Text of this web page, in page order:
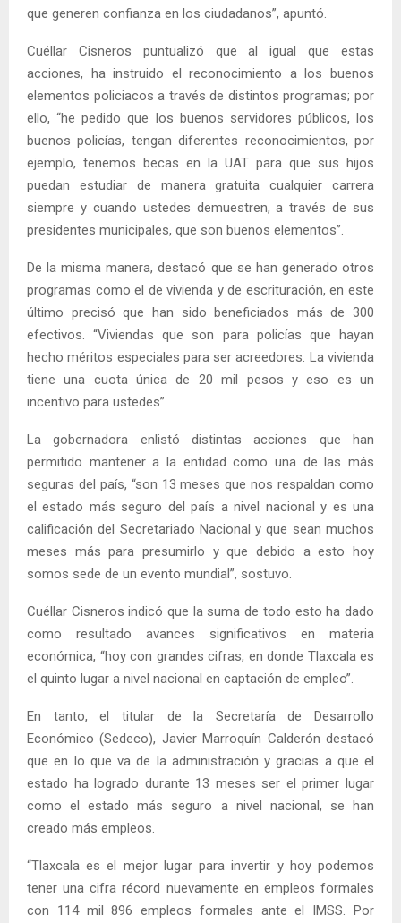
que generen confianza en los ciudadanos”, apuntó.
Cuéllar Cisneros puntualizó que al igual que estas
acciones, ha instruido el reconocimiento a los buenos
elementos policiacos a través de distintos programas; por
ello, “he pedido que los buenos servidores públicos, los
buenos policías, tengan diferentes reconocimientos, por
ejemplo, tenemos becas en la UAT para que sus hijos
puedan estudiar de manera gratuita cualquier carrera
siempre y cuando ustedes demuestren, a través de sus
presidentes municipales, que son buenos elementos”.
De la misma manera, destacó que se han generado otros
programas como el de vivienda y de escrituración, en este
último precisó que han sido beneficiados más de 300
efectivos. “Viviendas que son para policías que hayan
hecho méritos especiales para ser acreedores. La vivienda
tiene una cuota única de 20 mil pesos y eso es un
incentivo para ustedes”.
La gobernadora enlistó distintas acciones que han
permitido mantener a la entidad como una de las más
seguras del país, “son 13 meses que nos respaldan como
el estado más seguro del país a nivel nacional y es una
calificación del Secretariado Nacional y que sean muchos
meses más para presumirlo y que debido a esto hoy
somos sede de un evento mundial”, sostuvo.
Cuéllar Cisneros indicó que la suma de todo esto ha dado
como resultado avances significativos en materia
económica, “hoy con grandes cifras, en donde Tlaxcala es
el quinto lugar a nivel nacional en captación de empleo”.
En tanto, el titular de la Secretaría de Desarrollo
Económico (Sedeco), Javier Marroquín Calderón destacó
que en lo que va de la administración y gracias a que el
estado ha logrado durante 13 meses ser el primer lugar
como el estado más seguro a nivel nacional, se han
creado más empleos.
“Tlaxcala es el mejor lugar para invertir y hoy podemos
tener una cifra récord nuevamente en empleos formales
con 114 mil 896 empleos formales ante el IMSS. Por